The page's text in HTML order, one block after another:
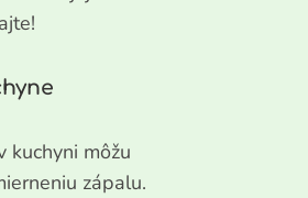
kuchyni môžu
zápalu.